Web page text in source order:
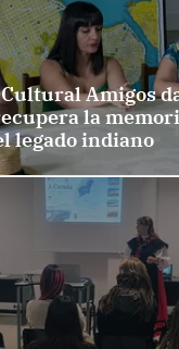
Amigos
la
legado indiano